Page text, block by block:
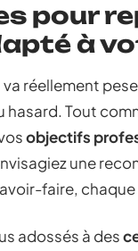
pour
à
va réellement
hasard. Tout
objectifs
une
faire,
adossés à des